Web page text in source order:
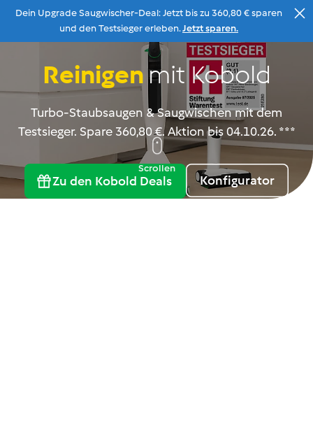
Zum Inhalt
Dein Upgrade Saugwischer-Deal: Jetzt bis zu 360,80 € sparen
und den Testsieger erleben.Jetzt sparen.
Beratung
Suche Warenkorb
Reinigenmit Kobold
Turbo-Staubsaugen & Saugwischen mit dem
Testsieger. Spare 360,80 €. Aktion bis 04.10.26. ***
Zu den Kobold Deals Konfigurator
Scrollen